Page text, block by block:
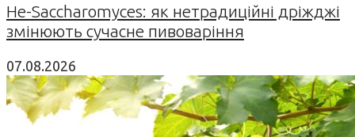
Не-Saccharomyces: як нетрадиційні дріжджі
змінюють сучасне пивоваріння
07.08.2026